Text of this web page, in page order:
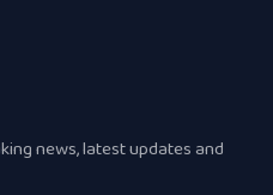
news, latest updates and